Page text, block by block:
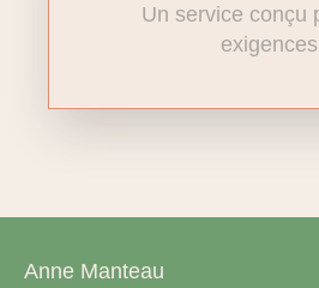
Un service conçu
exigences
Anne Manteau